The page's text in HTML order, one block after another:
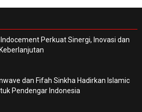
Indocement Perkuat Sinergi, Inovasi dan
dan Fifah Sinkha Hadirkan Islamic
Pendengar Indonesia